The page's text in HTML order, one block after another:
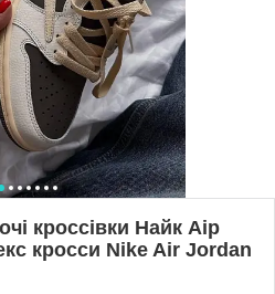
кроссівки Найк Аір
кросси Nike Air Jordan